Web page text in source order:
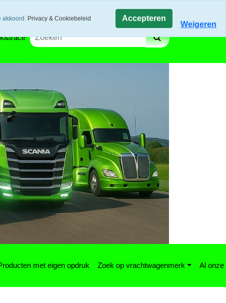
met eigen opdruk Zoek op vrachtwagenmerk Al
akkoord. Privacy & Cookiebeleid Accepteren
Weigeren